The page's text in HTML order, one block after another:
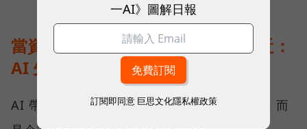
當資料不能離開企業，運算就得靠近：
AI 先改寫儲存架構
AI 帶來的第一個變化，不只是運算能力提高，而
一AI》圖解日報
訂閱即同意 巨思文化隱私權政策